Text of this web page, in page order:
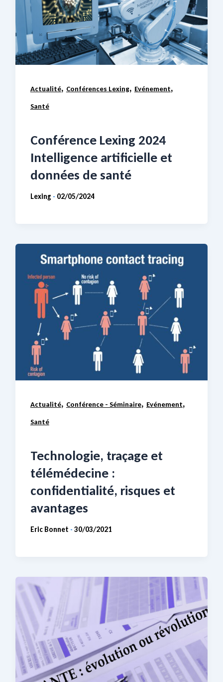
Actualité, Conférences Lexing, Evénement,
Santé
Conférence Lexing 2024
Intelligence artificielle et
données de santé
Lexing - 02/05/2024
Actualité, Conférence - Séminaire, Evénement,
Santé
Technologie, traçage et
télémédecine :
confidentialité, risques et
avantages
Eric Bonnet - 30/03/2021